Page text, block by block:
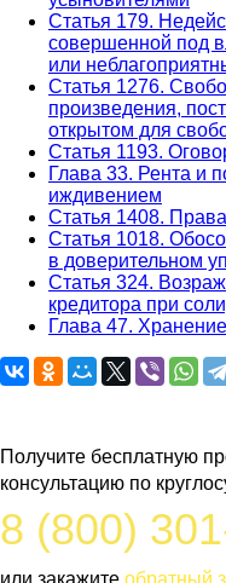
Статья 179.
совершенной под
или
Статья 1276.
произведения,
открытом для
Статья 1193.
Глава 33. Рента и
иждивением
Статья 1408.
Статья 1018.
в доверительном
Статья 324.
кредитора при
Глава 47. Хранение
Получите бесплатную
консультацию по
8 (800)
или закажите обратный